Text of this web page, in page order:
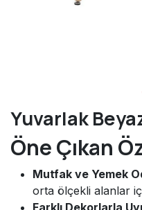
Yuvarlak
Öne Çıkan
Mutfak ve Yemek
orta ölçekli alanlar